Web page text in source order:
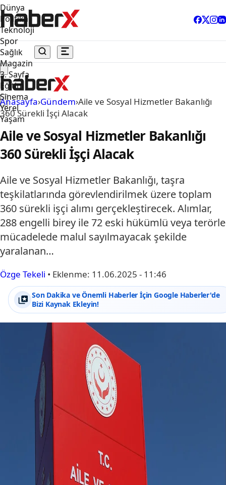
Dünya
Politika
Teknoloji
Spor
Sağlık
Magazin
3. Sayfa
Eğitim
Sinema
Yerel
Yaşam
Anasayfa›Gündem›Aile ve Sosyal Hizmetler Bakanlığı
360 Sürekli İşçi Alacak
Aile ve Sosyal Hizmetler Bakanlığı
360 Sürekli İşçi Alacak
Aile ve Sosyal Hizmetler Bakanlığı, taşra
teşkilatlarında görevlendirilmek üzere toplam
360 sürekli işçi alımı gerçekleştirecek. Alımlar,
288 engelli birey ile 72 eski hükümlü veya terörle
mücadelede malul sayılmayacak şekilde
yaralanan…
Özge Tekeli • Eklenme: 11.06.2025 - 11:46
Son Dakika ve Önemli Haberler İçin Google Haberler'de
Bizi Kaynak Ekleyin!